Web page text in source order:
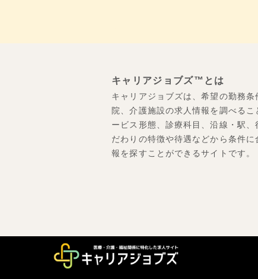
キャリアジョブズ™とは
キャリアジョブズは、希望の勤務
院、介護施設の求人情報を調べる
ービス形態、診療科目、沿線・駅
だわりの特徴や待遇などから条件
報を探すことができるサイトです。